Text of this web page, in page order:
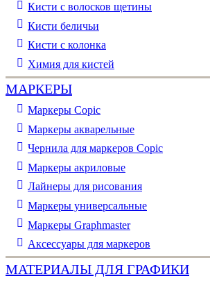
Кисти с волосков щетины
Кисти беличьи
Кисти с колонка
Химия для кистей
МАРКЕРЫ
Маркеры Copic
Маркеры акварельные
Чернила для маркеров Copic
Маркеры акриловые
Лайнеры для рисования
Маркеры универсальные
Маркеры Graphmaster
Аксессуары для маркеров
МАТЕРИАЛЫ ДЛЯ ГРАФИКИ